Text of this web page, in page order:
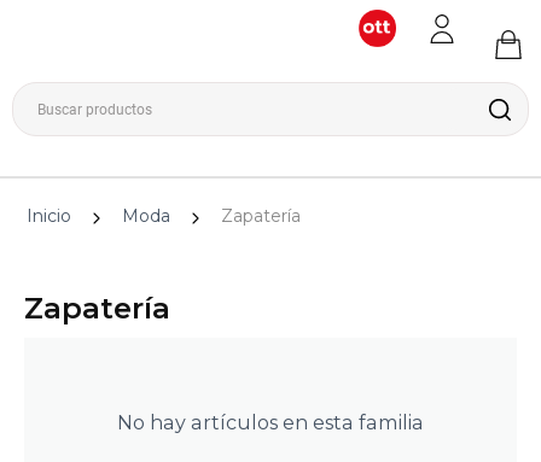
Inicio Moda Zapatería
Zapatería
No hay artículos en esta familia